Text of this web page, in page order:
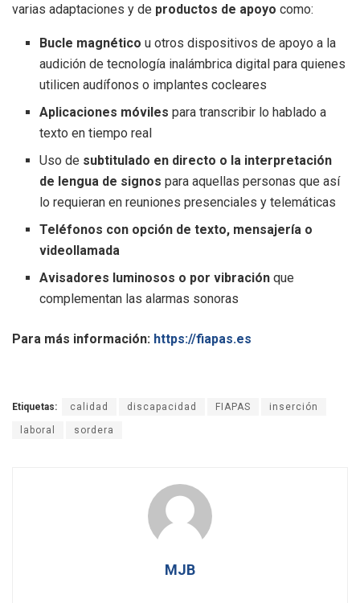
varias adaptaciones y de productos de apoyo como:
Bucle magnético u otros dispositivos de apoyo a la
audición de tecnología inalámbrica digital para quienes
utilicen audífonos o implantes cocleares
Aplicaciones móviles para transcribir lo hablado a
texto en tiempo real
Uso de subtitulado en directo o la interpretación
de lengua de signos para aquellas personas que así
lo requieran en reuniones presenciales y telemáticas
Teléfonos con opción de texto, mensajería o
videollamada
Avisadores luminosos o por vibración que
complementan las alarmas sonoras
Para más información: https://fiapas.es
Etiquetas: calidad discapacidad FIAPAS inserción
laboral sordera
MJB